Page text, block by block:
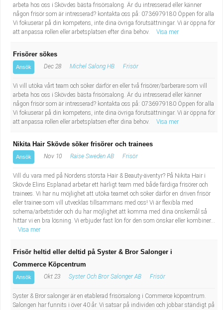
arbeta hos oss i Skövdes bästa frisörsalong. Är du intresserad eller känner
någon frisör som är intresserad? kontakta oss på: 0736979180 Öppen för alla
Vi fokuserar på din kompetens, inte dina övriga förutsättningar. Vi är öppna för
att anpassa rollen eller arbetsplatsen efter dina behov.
Visa mer
Frisörer sökes
Ansök Dec 28 Michel Salong HB Frisör
Vi vill utöka vårt team och söker därför en eller två frisörer/barberare som vill
arbeta hos oss i Skövdes bästa frisörsalong. Är du intresserad eller känner
någon frisör som är intresserad? kontakta oss på: 0736979180 Öppen för alla
Vi fokuserar på din kompetens, inte dina övriga förutsättningar. Vi är öppna för
att anpassa rollen eller arbetsplatsen efter dina behov.
Visa mer
Nikita Hair Skövde söker frisörer och trainees
Ansök Nov 10 Raise Sweden AB Frisör
Vill du vara med på Nordens största Hair & Beauty-äventyr? På Nikita Hair i
Skövde Elins Esplanad arbetar ett härligt team med både färdiga frisörer och
trainees. Vi har nu möjlighet att utöka teamet och söker därför en driven frisör
eller trainee som vill utvecklas tillsammans med oss! Vi är flexibla med
schema/arbetstider och du har möjlighet att komma med dina önskemål så
hittar vi en bra lösning. Vi erbjuder fast lön för den som önskar eller kombiner...
Visa mer
Frisör heltid eller deltid på Syster & Bror Salonger i
Commerce Köpcentrum
Ansök Okt 23 Syster Och Bror Salonger AB Frisör
Syster & Bror salonger är en etablerad frisörsalong i Commerce köpcentrum.
Salongen har funnits i över 40 år. Vi satsar på individen och jobbar ständigt på